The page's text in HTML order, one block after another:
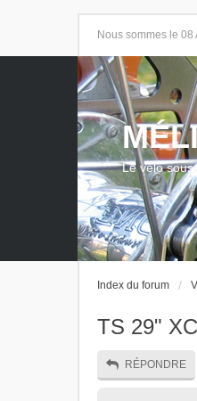
Nous sommes le
Le vélo
Index du forum
TS 29"
RÉPONDRE